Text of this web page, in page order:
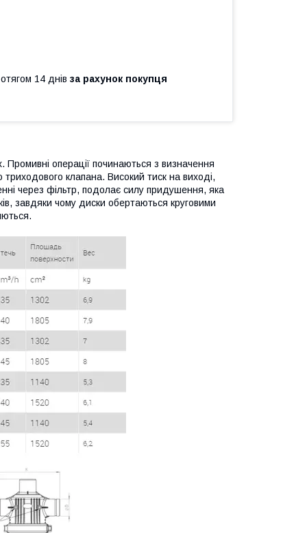
14 днів за рахунок покупця
операції починаються з визначення
клапана. Високий тиск на виході,
через фільтр, подолає силу придушення, яка
завдяки чому диски обертаються круговими